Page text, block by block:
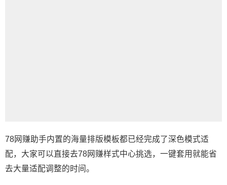
78网赚助手内置的海量排版模板都已经完成了深色模式适
配，大家可以直接去78网赚样式中心挑选，一键套用就能省
去大量适配调整的时间。